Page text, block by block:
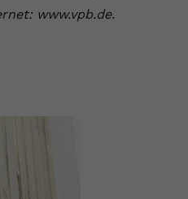
www.vpb.de.